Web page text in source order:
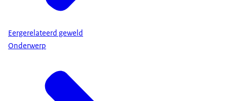
Eergerelateerd geweld
Onderwerp